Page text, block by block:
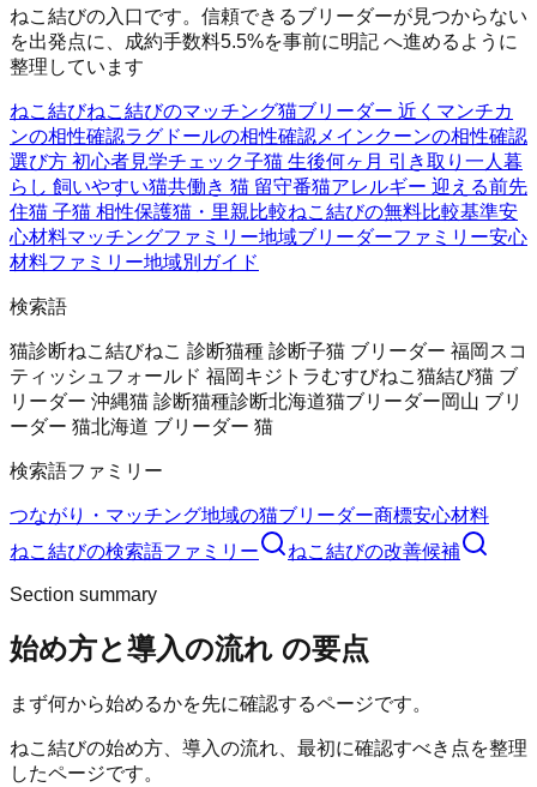
ねこ結びの入口です。信頼できるブリーダーが見つからない
を出発点に、成約手数料5.5%を事前に明記 へ進めるように
整理しています
ねこ結びねこ結びのマッチング猫ブリーダー 近く マンチカ
ンの相性確認ラグドールの相性確認 メインクーンの相性確認
選び方 初心者見学チェック子猫 生後何ヶ月 引き取り 一人暮
らし 飼いやすい猫共働き 猫 留守番猫アレルギー 迎える前先
住猫 子猫 相性保護猫・里親比較ねこ結びの無料比較基準安
心材料マッチングファミリー地域ブリーダーファミリー安心
材料ファミリー地域別ガイド
検索語
猫診断ねこ結びねこ 診断猫種 診断子猫 ブリーダー 福岡 スコ
ティッシュフォールド 福岡キジトラむすびねこ 猫結び猫 ブ
リーダー 沖縄猫 診断猫種診断北海道猫ブリーダー岡山 ブリ
ーダー 猫北海道 ブリーダー 猫
検索語ファミリー
つながり・マッチング地域の猫ブリーダー商標安心材料
ねこ結びの検索語ファミリー ねこ結びの改善候補
Section summary
始め方と導入の流れ の要点
まず何から始めるかを先に確認するページです。
ねこ結びの始め方、導入の流れ、最初に確認すべき点を整理
したページです。